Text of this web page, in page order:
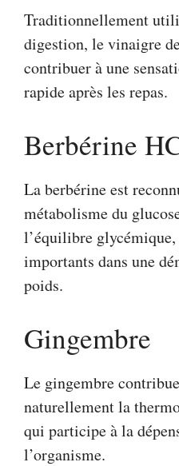
Traditionnellement
digestion, le vinaigre
contribuer à une
rapide après les repas.
Berbérine
La berbérine est
métabolisme du
l’équilibre
importants dans une
poids.
Gingembre
Le gingembre
naturellement la
qui participe à la
l’organisme.